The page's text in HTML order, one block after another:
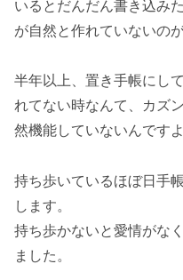
いるとだんだん書き込み
が自然と作れていないの
半年以上、置き手帳にし
れてない時なんて、カズ
然機能していないんです
持ち歩いているほぼ日手
します。
持ち歩かないと愛情がな
ました。